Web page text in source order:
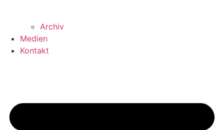
Archiv
Medien
Kontakt